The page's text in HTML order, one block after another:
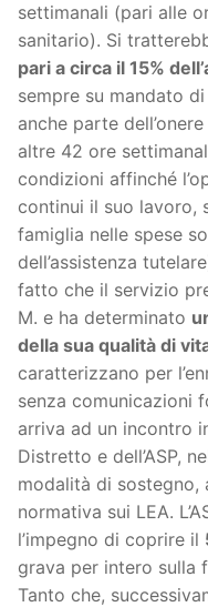
settimanali (pari alle
sanitario). Si
pari a circa il 15%
sempre su mandato
anche parte
altre 42 ore
condizioni affinché
continui il suo lavoro,
famiglia nelle spese
dell’assistenza
fatto che il servizio
M. e ha determinato
della sua qualità di
caratterizzano per
senza comunicazioni
arriva ad un incontro
Distretto e dell’ASP,
modalità di sostegno,
normativa sui LEA.
l’impegno di coprire il
grava per intero sulla
Tanto che,